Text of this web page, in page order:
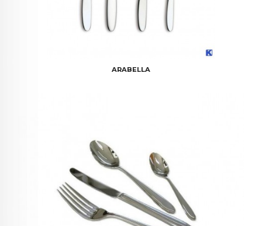
ARABELLA